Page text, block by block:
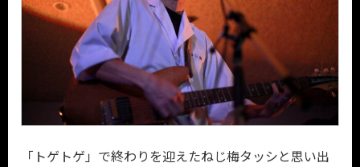
「トゲトゲ」で終わりを迎えたねじ梅タッシと思い出